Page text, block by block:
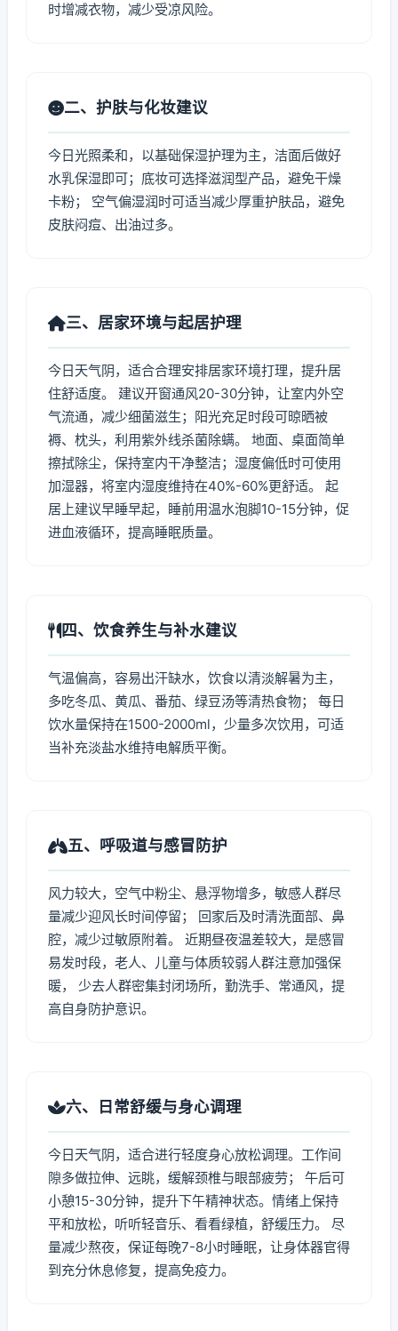
时增减衣物，减少受凉风险。
二、护肤与化妆建议
今日光照柔和，以基础保湿护理为主，洁面后做好
水乳保湿即可；底妆可选择滋润型产品，避免干燥
卡粉； 空气偏湿润时可适当减少厚重护肤品，避免
皮肤闷痘、出油过多。
三、居家环境与起居护理
今日天气阴，适合合理安排居家环境打理，提升居
住舒适度。 建议开窗通风20-30分钟，让室内外空
气流通，减少细菌滋生；阳光充足时段可晾晒被
褥、枕头，利用紫外线杀菌除螨。 地面、桌面简单
擦拭除尘，保持室内干净整洁；湿度偏低时可使用
加湿器，将室内湿度维持在40%-60%更舒适。 起
居上建议早睡早起，睡前用温水泡脚10-15分钟，促
进血液循环，提高睡眠质量。
四、饮食养生与补水建议
气温偏高，容易出汗缺水，饮食以清淡解暑为主，
多吃冬瓜、黄瓜、番茄、绿豆汤等清热食物； 每日
饮水量保持在1500-2000ml，少量多次饮用，可适
当补充淡盐水维持电解质平衡。
五、呼吸道与感冒防护
风力较大，空气中粉尘、悬浮物增多，敏感人群尽
量减少迎风长时间停留； 回家后及时清洗面部、鼻
腔，减少过敏原附着。 近期昼夜温差较大，是感冒
易发时段，老人、儿童与体质较弱人群注意加强保
暖， 少去人群密集封闭场所，勤洗手、常通风，提
高自身防护意识。
六、日常舒缓与身心调理
今日天气阴，适合进行轻度身心放松调理。工作间
隙多做拉伸、远眺，缓解颈椎与眼部疲劳； 午后可
小憩15-30分钟，提升下午精神状态。情绪上保持
平和放松，听听轻音乐、看看绿植，舒缓压力。 尽
量减少熬夜，保证每晚7-8小时睡眠，让身体器官得
到充分休息修复，提高免疫力。